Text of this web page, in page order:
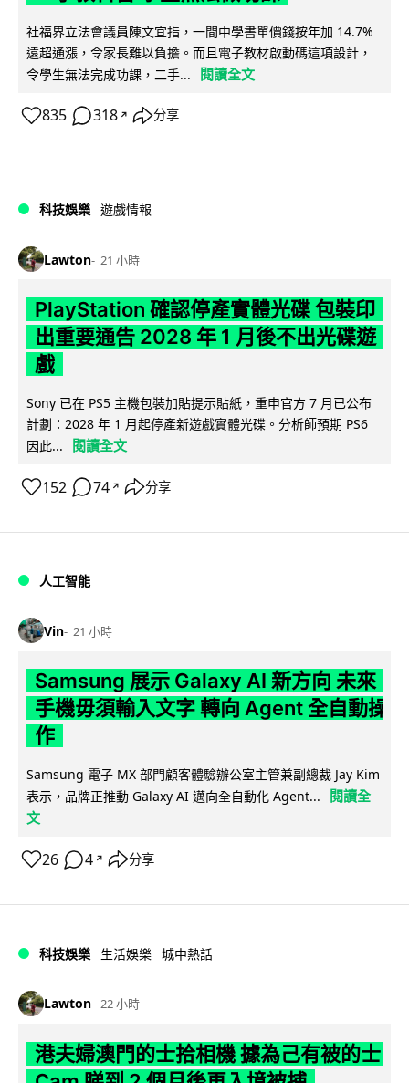
社福界立法會議員陳文宜指，一間中學書單價錢按年加 14.7%
遠超通漲，令家長難以負擔。而且電子教材啟動碼這項設計，
令學生無法完成功課，二手...
閱讀全文
835 318 ↗ 分享
科技娛樂 遊戲情報
Lawton 21 小時
PlayStation 確認停產實體光碟 包裝印
出重要通告 2028 年 1 月後不出光碟遊
戲
Sony 已在 PS5 主機包裝加貼提示貼紙，重申官方 7 月已公布
計劃：2028 年 1 月起停產新遊戲實體光碟。分析師預期 PS6
因此...
閱讀全文
152 74 ↗ 分享
人工智能
Vin 21 小時
Samsung 展示 Galaxy AI 新方向 未來
手機毋須輸入文字 轉向 Agent 全自動操
作
Samsung 電子 MX 部門顧客體驗辦公室主管兼副總裁 Jay Kim
表示，品牌正推動 Galaxy AI 邁向全自動化 Agent...
閱讀全
文
26 4 ↗ 分享
科技娛樂 生活娛樂 城中熱話
Lawton 22 小時
港夫婦澳門的士拾相機 據為己有被的士